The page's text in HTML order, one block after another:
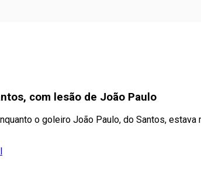
com lesão de João Paulo
o goleiro João Paulo, do Santos, estava